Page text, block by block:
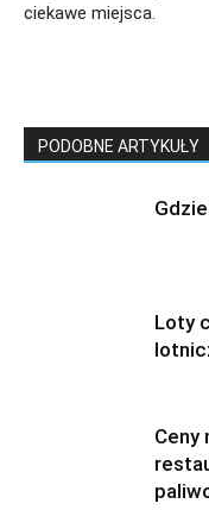
ciekawe miejsca.
PODOBNE ARTYKUŁY
Loty
Ceny